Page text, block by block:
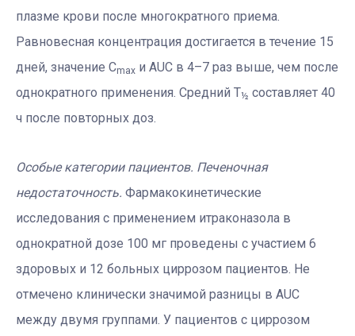
плазме крови после многократного приема.
Равновесная концентрация достигается в течение 15
дней, значение Cmax и AUC в 4–7 раз выше, чем после
однократного применения. Средний Т½ составляет 40
ч после повторных доз.
Особые категории пациентов. Печеночная
недостаточность. Фармакокинетические
исследования с применением итраконазола в
однократной дозе 100 мг проведены с участием 6
здоровых и 12 больных циррозом пациентов. Не
отмечено клинически значимой разницы в AUC
между двумя группами. У пациентов с циррозом